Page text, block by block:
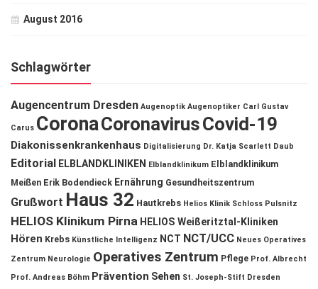
August 2016
Schlagwörter
Augencentrum Dresden Augenoptik Augenoptiker Carl Gustav
Carus CoronaCoronavirusCovid-19
Diakonissenkrankenhaus Digitalisierung Dr. Katja Scarlett Daub
Editorial ELBLANDKLINIKEN Elblandklinikum Elblandklinikum
Meißen Erik Bodendieck Ernährung Gesundheitszentrum
Grußwort Haus 32 Hautkrebs Helios Klinik Schloss Pulsnitz
HELIOS Klinikum Pirna HELIOS Weißeritztal-Kliniken
Hören Krebs Künstliche Intelligenz NCT NCT/UCC Neues Operatives
Zentrum Neurologie Operatives Zentrum Pflege Prof. Albrecht
Prof. Andreas Böhm Prävention Sehen St. Joseph-Stift Dresden